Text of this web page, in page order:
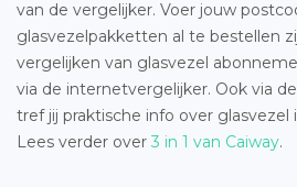
van de vergelijker. Voer jouw
glasvezelpakketten al te bestellen
vergelijken van glasvezel
via de internetvergelijker. Ook via
tref jij praktische info over glasvezel
Lees verder over 3 in 1 van Caiway.